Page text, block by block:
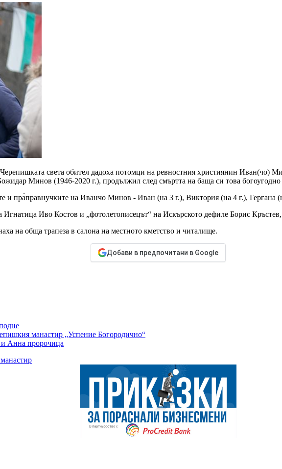
света обител дадоха потомци на ревностния християнин Иван(чо)
Минов (1946-2020 г.), продължил след смъртта на баща си това богоугодно
и пра̀правнучките на Иванчо Минов - Иван (на 3 г.), Виктория (на 4 г.), Гергана
Игнатица Иво Костов и „фотолетописецът“ на Искърското дефиле Борис
на обща трапеза в салона на местното кметство и читалище.
Добави в предпочитани в Google
манастир „Успение Богородично“
Анна пророчица